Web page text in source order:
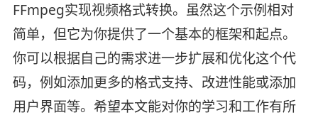
FFmpeg实现视频格式转换。虽然这个示例相对
简单，但它为你提供了一个基本的框架和起点。
你可以根据自己的需求进一步扩展和优化这个代
码，例如添加更多的格式支持、改进性能或添加
用户界面等。希望本文能对你的学习和工作有所